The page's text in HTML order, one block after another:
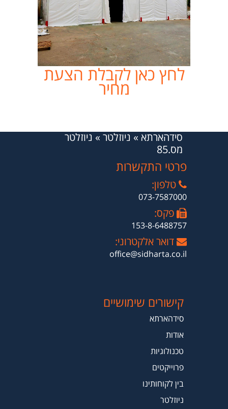
לחץ כאן לקבלת הצעת
מחיר
סידהארתא » ניוזלטר » ניוזלטר
מס.85
פרטי התקשרות
טלפון:
073-7587000
פקס:
153-8-6488757
דואר אלקטרוני:
office@sidharta.co.il
קישורים שימושיים
סידהארתא
אודות
טכנולוגיות
פרוייקטים
בין לקוחותינו
ניוזלטר